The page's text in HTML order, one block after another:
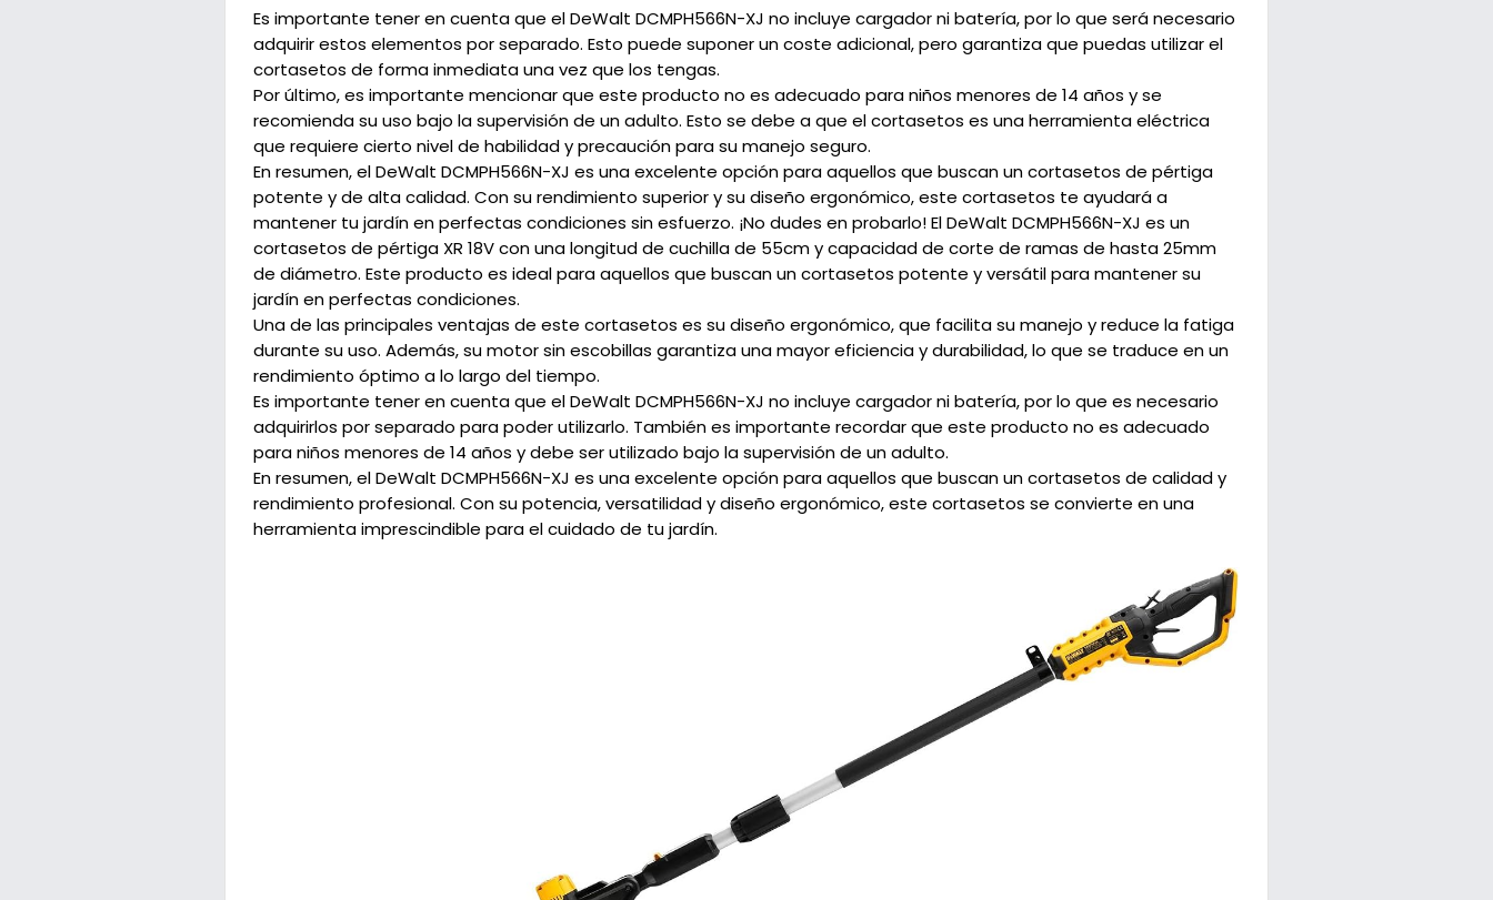
Es importante tener en cuenta que el DeWalt DCMPH566N-XJ no incluye cargador ni batería, por lo que será necesario
adquirir estos elementos por separado. Esto puede suponer un coste adicional, pero garantiza que puedas utilizar el
cortasetos de forma inmediata una vez que los tengas.
Por último, es importante mencionar que este producto no es adecuado para niños menores de 14 años y se
recomienda su uso bajo la supervisión de un adulto. Esto se debe a que el cortasetos es una herramienta eléctrica
que requiere cierto nivel de habilidad y precaución para su manejo seguro.
En resumen, el DeWalt DCMPH566N-XJ es una excelente opción para aquellos que buscan un cortasetos de pértiga
potente y de alta calidad. Con su rendimiento superior y su diseño ergonómico, este cortasetos te ayudará a
mantener tu jardín en perfectas condiciones sin esfuerzo. ¡No dudes en probarlo! El DeWalt DCMPH566N-XJ es un
cortasetos de pértiga XR 18V con una longitud de cuchilla de 55cm y capacidad de corte de ramas de hasta 25mm
de diámetro. Este producto es ideal para aquellos que buscan un cortasetos potente y versátil para mantener su
jardín en perfectas condiciones.
Una de las principales ventajas de este cortasetos es su diseño ergonómico, que facilita su manejo y reduce la fatiga
durante su uso. Además, su motor sin escobillas garantiza una mayor eficiencia y durabilidad, lo que se traduce en un
rendimiento óptimo a lo largo del tiempo.
Es importante tener en cuenta que el DeWalt DCMPH566N-XJ no incluye cargador ni batería, por lo que es necesario
adquirirlos por separado para poder utilizarlo. También es importante recordar que este producto no es adecuado
para niños menores de 14 años y debe ser utilizado bajo la supervisión de un adulto.
En resumen, el DeWalt DCMPH566N-XJ es una excelente opción para aquellos que buscan un cortasetos de calidad y
rendimiento profesional. Con su potencia, versatilidad y diseño ergonómico, este cortasetos se convierte en una
herramienta imprescindible para el cuidado de tu jardín.